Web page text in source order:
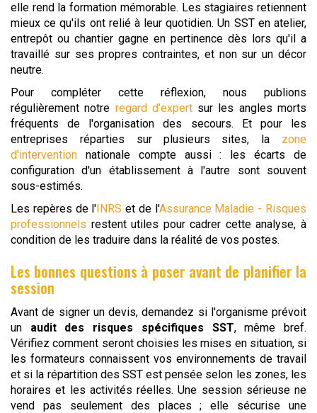
elle rend la formation mémorable. Les stagiaires retiennent
mieux ce qu'ils ont relié à leur quotidien. Un SST en atelier,
entrepôt ou chantier gagne en pertinence dès lors qu'il a
travaillé sur ses propres contraintes, et non sur un décor
neutre.
Pour compléter cette réflexion, nous publions
régulièrement notre regard d'expertsur les angles morts
fréquents de l'organisation des secours. Et pour les
entreprises réparties sur plusieurs sites, la zone
d'intervention nationale compte aussi : les écarts de
configuration d'un établissement à l'autre sont souvent
sous-estimés.
Les repères de l' INRS et de l'Assurance Maladie - Risques
professionnels restent utiles pour cadrer cette analyse, à
condition de les traduire dans la réalité de vos postes.
Les bonnes questions à poser avant de planifier la
session
Avant de signer un devis, demandez si l'organisme prévoit
un audit des risques spécifiques SST, même bref.
Vérifiez comment seront choisies les mises en situation, si
les formateurs connaissent vos environnements de travail
et si la répartition des SST est pensée selon les zones, les
horaires et les activités réelles. Une session sérieuse ne
vend pas seulement des places ; elle sécurise une